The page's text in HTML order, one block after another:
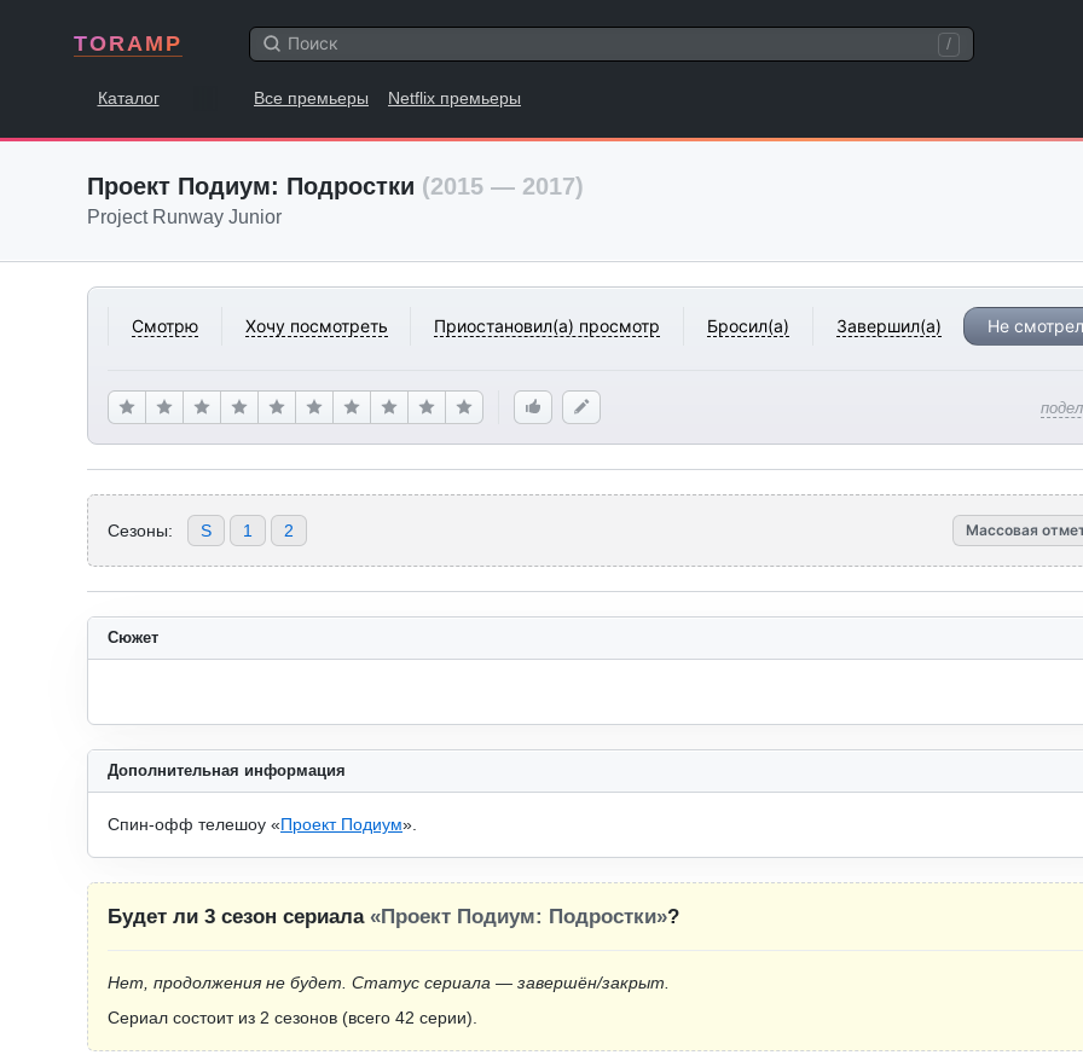
TORAMP /
Каталог Все премьеры Netflix премьеры
Проект Подиум: Подростки (2015 — 2017)
Project Runway Junior
Смотрю Хочу посмотреть Приостановил(а) просмотр Бросил(а) Завершил(а) Не
Сезоны: S 1 2 Массовая
Сюжет
Дополнительная информация
Спин-офф телешоу «Проект Подиум».
Будет ли 3 сезон сериала «Проект Подиум: Подростки»?
Нет, продолжения не будет. Статус сериала — завершён/закрыт.
Сериал состоит из 2 сезонов (всего 42 серии).